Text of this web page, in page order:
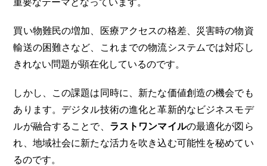
日記
買い物難民の増加、医療アクセスの格差、災害時の物資
輸送の困難さなど、これまでの物流システムでは対応し
きれない問題が顕在化しているのです。
しかし、この課題は同時に、新たな価値創造の機会でも
あります。デジタル技術の進化と革新的なビジネスモデ
ルが融合することで、 ラストワンマイルの最適化が図ら
れ、地域社会に新たな活力を吹き込む可能性を秘めてい
るのです。